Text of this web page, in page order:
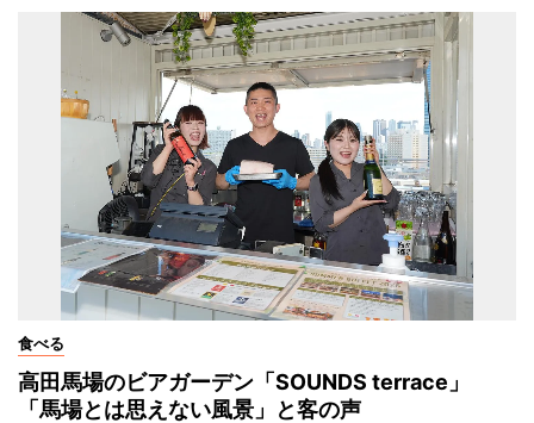
食べる
高田馬場のビアガーデン「SOUNDS terrace」
「馬場とは思えない風景」と客の声